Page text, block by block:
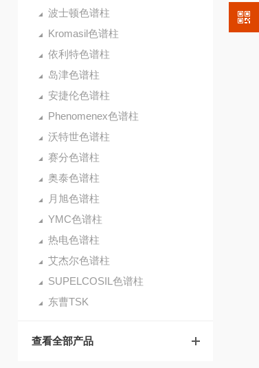
波士顿色谱柱
Kromasil色谱柱
依利特色谱柱
岛津色谱柱
安捷伦色谱柱
Phenomenex色谱柱
沃特世色谱柱
赛分色谱柱
奥泰色谱柱
月旭色谱柱
YMC色谱柱
热电色谱柱
艾杰尔色谱柱
SUPELCOSIL色谱柱
东曹TSK
查看全部产品